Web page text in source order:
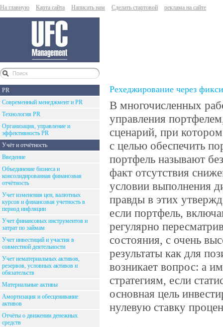
На главную Карта сайта Написать нам Сделать стартовой реклама на сайте
PR
Современный менеджмент и PR
Технология PR
Организация, управление и
эффективность PR
Учёт и отчётность
Введение
Объединение бизнеса и
консолидированная финансовая
отчётность
Учет изменения цен, валютных
курсов и финансовая учетность в
период инфляции
Учет финансовых инструментов и
затрат по займам
Учет инвестиций и участия в
совместной деятельности
Учет нематериальных активов,
резервов, условных активов и
обязательств
Материальные активы
Амортизация и обесценивание
активов
Отчёты о движении денежных
средств
Рехеджирование через
В многочисленных
управления
сценарий, при
с целью обеспечить
портфель называют
факт отсутствия
условии выполнения
правды в этих
если портфель,
регулярно
состояния, с очень
результаты как для
возникает вопрос: а
стратегиям, если
основная цель
нулевую ставку